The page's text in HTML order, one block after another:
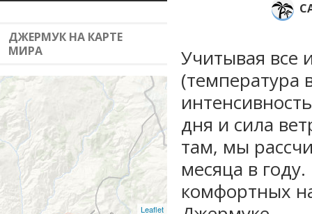
ДЖЕРМУК НА КАРТЕ
МИРА
Leaflet
Учитывая все
(температура
дня и сила
там, мы
месяца в
комфортных